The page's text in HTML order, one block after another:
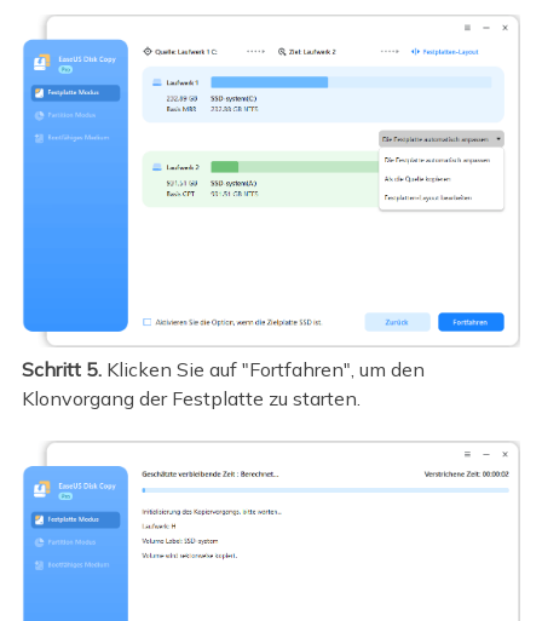
Schritt 5.Klicken Sie auf "Fortfahren", um den
Klonvorgang der Festplatte zu starten.